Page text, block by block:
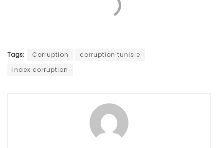
Tags: Corruption
corruption tunisie
index corruption